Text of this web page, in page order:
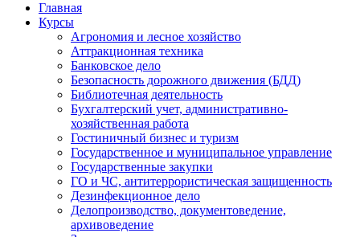
Главная
Курсы
Агрономия и лесное хозяйство
Аттракционная техника
Банковское дело
Безопасность дорожного движения (БДД)
Библиотечная деятельность
Бухгалтерский учет, административно-
хозяйственная работа
Гостиничный бизнес и туризм
Государственное и муниципальное управление
Государственные закупки
ГО и ЧС, антитеррористическая защищенность
Дезинфекционное дело
Делопроизводство, документоведение,
архивоведение